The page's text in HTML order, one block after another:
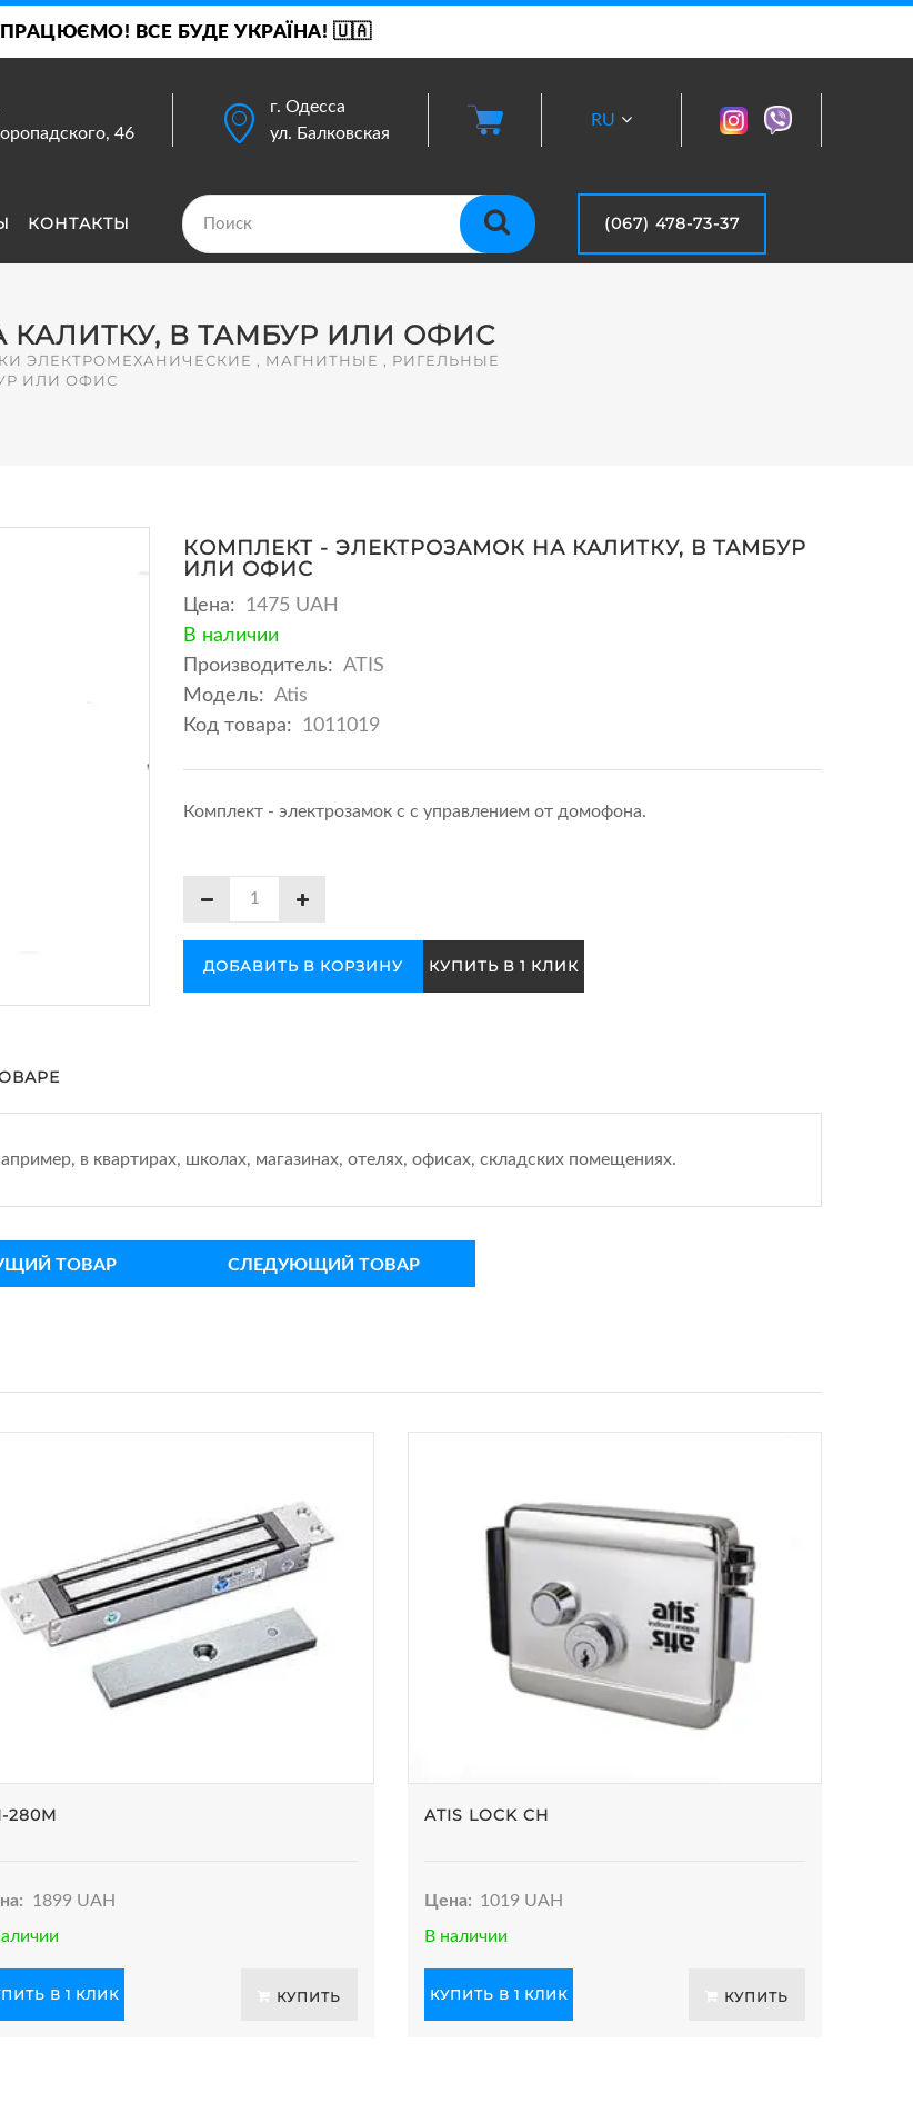
ВСЕ БУДЕ УКРАЇНА! 🇺🇦
46
г. Одесса
ул. Балковская
RU
КОНТАКТЫ (067) 478-73-37
В ТАМБУР ИЛИ ОФИС
ЭЛЕКТРОМЕХАНИЧЕСКИЕ , МАГНИТНЫЕ , РИГЕЛЬНЫЕ
ИЛИ ОФИС
КОМПЛЕКТ - ЭЛЕКТРОЗАМОК НА КАЛИТКУ, В ТАМБУР
ИЛИ ОФИС
Цена:
1475 UAH
В наличии
Производитель: ATIS
Модель: Atis
Код товара:
1011019
Комплект - электрозамок с с управлением от домофона.
ДОБАВИТЬ В КОРЗИНУ КУПИТЬ В 1 КЛИК
в квартирах, школах, магазинах, отелях, офисах, складских помещениях.
ТОВАР СЛЕДУЮЩИЙ ТОВАР
280M
1899 UAH
В 1 КЛИК КУПИТЬ
ATIS LOCK CH
Цена: 1019 UAH
В наличии
КУПИТЬ В 1 КЛИК КУПИТЬ